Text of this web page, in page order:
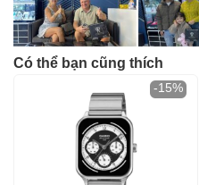
Có thể bạn cũng thích
-15%